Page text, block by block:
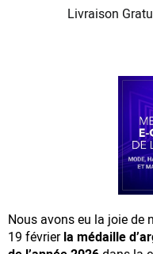
Livraison
Nous avons eu la joie de
19 févrierla médaille